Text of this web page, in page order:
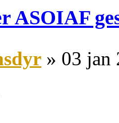
ASOIAF
» 03 jan